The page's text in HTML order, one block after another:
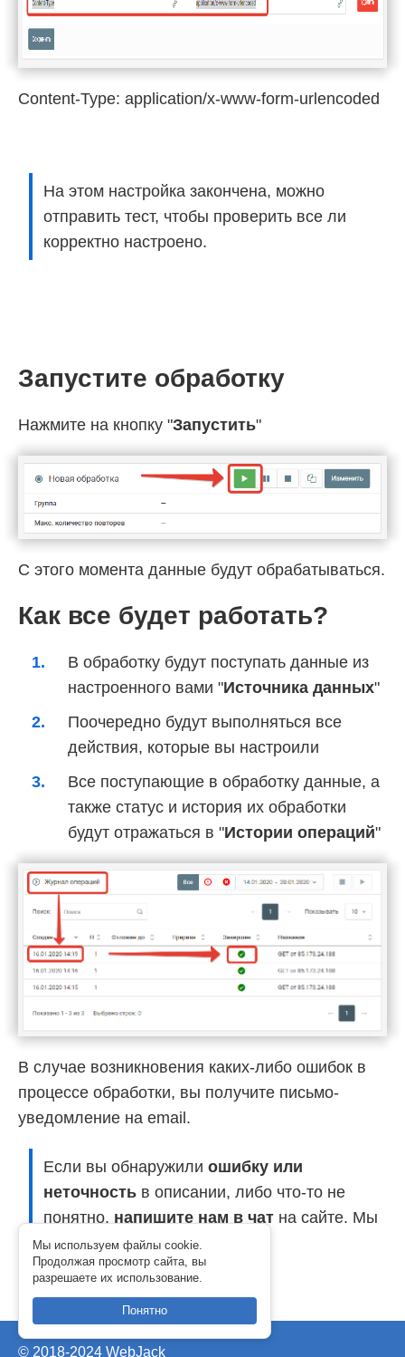
Content-Type: application/x-www-form-urlencoded
На этом настройка закончена, можно
отправить тест, чтобы проверить все ли
корректно настроено.
Запустите обработку
Нажмите на кнопку "Запустить"
С этого момента данные будут обрабатываться.
Как все будет работать?
В обработку будут поступать данные из
настроенного вами "Источника данных"
Поочередно будут выполняться все
действия, которые вы настроили
Все поступающие в обработку данные, а
также статус и история их обработки
будут отражаться в "Истории операций"
В случае возникновения каких-либо ошибок в
процессе обработки, вы получите письмо-
уведомление на email.
Если вы обнаружили ошибку или
неточность в описании, либо что-то не
понятно, напишите нам в чат на сайте. Мы
внесем правки.
© 2018-2024 WebJack
Мы используем файлы cookie.
Продолжая просмотр сайта, вы
разрешаете их использование.
Понятно